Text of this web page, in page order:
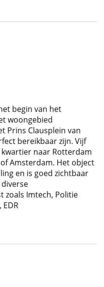
begin van het
woongebied
Prins Clausplein van
bereikbaar zijn. Vijf
naar Rotterdam
Amsterdam. Het object
en is goed zichtbaar
zoals Imtech, Politie
EDR